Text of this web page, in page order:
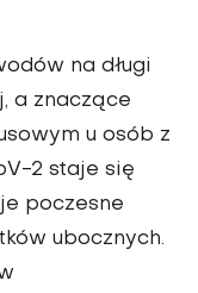
na długi
a znaczące
u osób z
2 staje się
poczesne
ubocznych.